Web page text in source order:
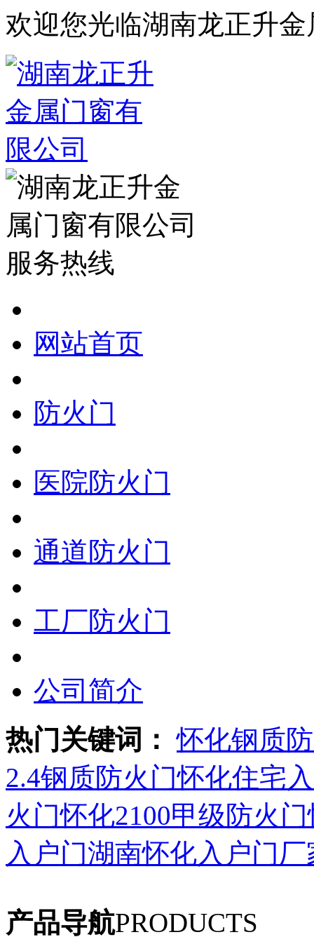
欢迎您光临湖南龙正升
网站首页
防火门
医院防火门
通道防火门
工厂防火门
公司简介
热门关键词： 怀化钢质
2.4钢质防火门怀化住宅
火门怀化2100甲级防火门
入户门湖南怀化入户门厂
产品导航PRODUCTS